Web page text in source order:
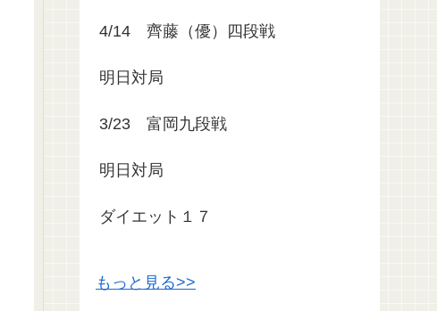
4/14 齊藤（優）四段戦
明日対局
3/23 富岡九段戦
明日対局
ダイエット１７
もっと見る>>